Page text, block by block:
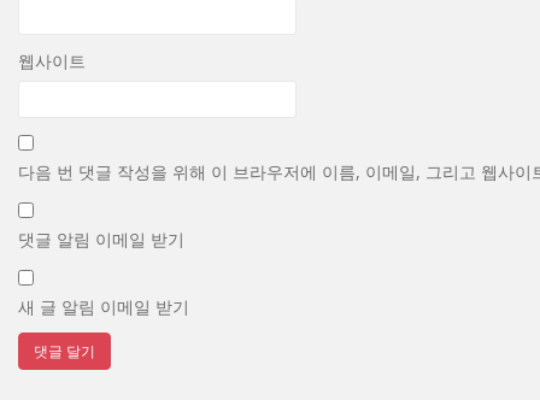
웹사이트
다음 번 댓글 작성을 위해 이 브라우저에 이름, 이메일, 그리고 웹사이
댓글 알림 이메일 받기
새 글 알림 이메일 받기